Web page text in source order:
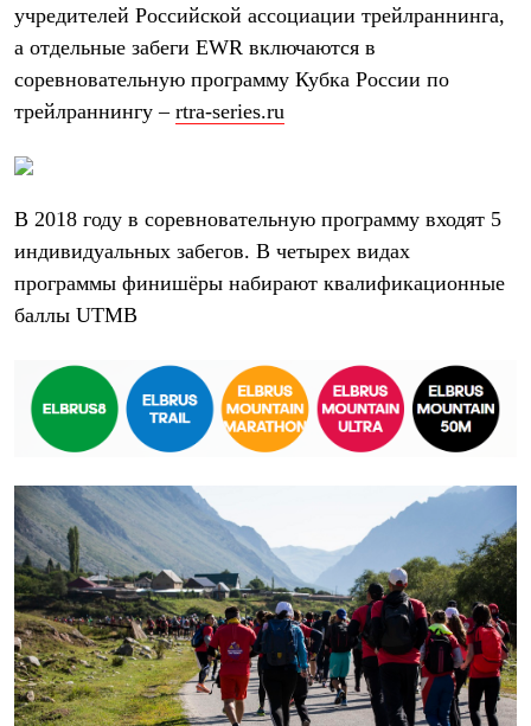
Утепленная синтетикой
Куртки
Брюки
Штормовая одежда
Куртки
Софтшелл одежда
Брюки
Рубашки
Толстовки
Брюки
Термобелье
Теплое термобелье
Легкое термобелье
Флисовая одежда
Куртки
Брюки
Утепленная пухом
Комбинезоны
Куртки
Брюки
Утепленная синтетикой
Комбинезоны
Куртки
Брюки
Лёгкая одежда
Футболки
Толстовки
учредителей Российской ассоциации трейлраннинга,
а отдельные забеги EWR включаются в
соревновательную программу Кубка России по
трейлраннингу – rtra-series.ru
В 2018 году в соревновательную программу входят 5
индивидуальных забегов. В четырех видах
программы финишёры набирают квалификационные
баллы UTMB